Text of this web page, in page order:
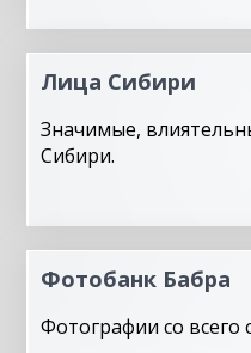
Лица Сибири
Значимые,
Сибири.
Фотобанк Бабра
Фотографии со всего